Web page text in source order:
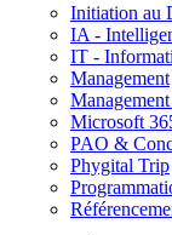
Initiation au
IA -
IT -
Management
Microsoft
PAO &
Phygital Trip